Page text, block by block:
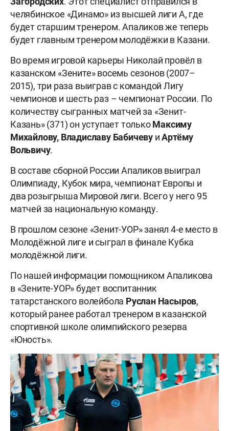
челябинское «Динамо» из высшей лиги А, где
будет старшим тренером. Апаликов же теперь
будет главным тренером молодёжки в Казани.
Во время игровой карьеры Николай провёл в
казанском «Зените» восемь сезонов (2007–
2015), три раза выиграв с командой Лигу
чемпионов и шесть раз – чемпионат России. По
количеству сыгранных матчей за «Зенит-
Казань» (371) он уступает толькоМаксиму
Михайлову, Владиславу Бабичеву иАртёму
Вольвичу.
В составе сборной России Апаликов выиграл
Олимпиаду, Кубок мира, чемпионат Европы и
два розыгрыша Мировой лиги. Всего у него 95
матчей за национальную команду.
В прошлом сезоне «Зенит-УОР» занял 4-е место в
Молодёжной лиге и сыграл в финале Кубка
молодёжной лиги.
По нашей информации помощником Апаликова
в «Зените-УОР» будет воспитанник
татарстанского волейбола Руслан Насыров,
который ранее работал тренером в казанской
спортивной школе олимпийского резерва
«Юность».